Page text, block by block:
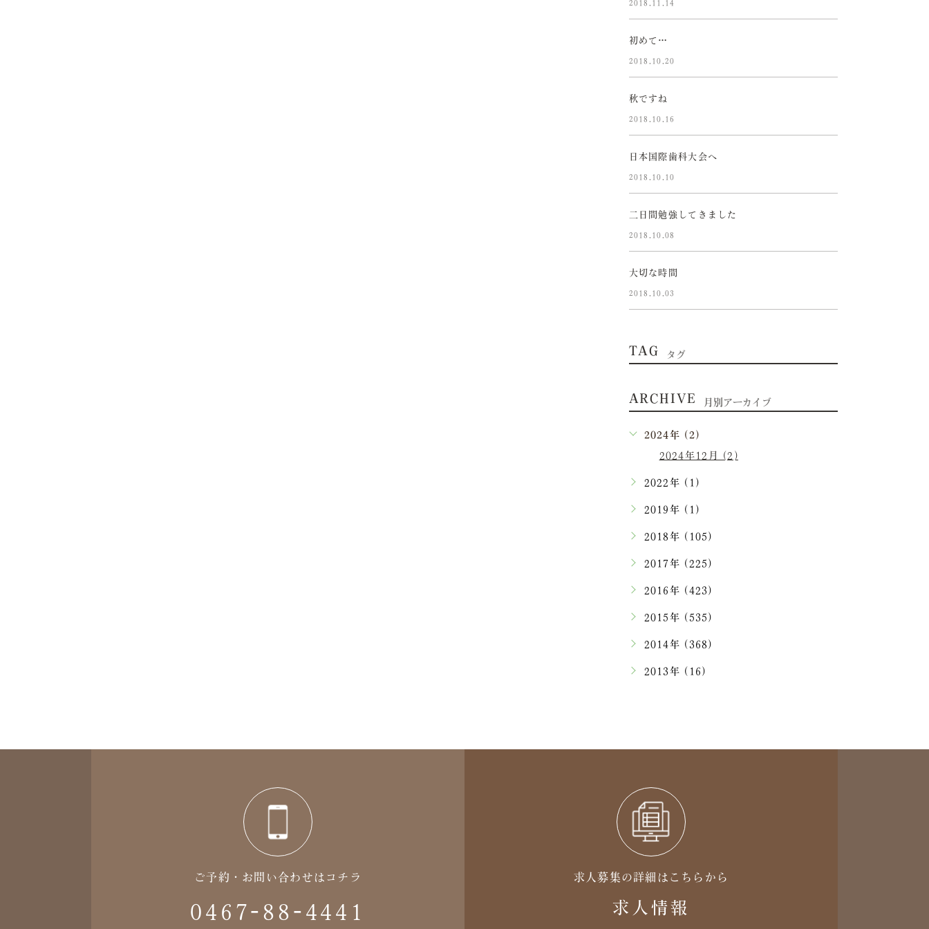
2018.11.14
初めて…
2018.10.20
秋ですね
2018.10.16
日本国際歯科大会へ
2018.10.10
二日間勉強してきました
2018.10.08
大切な時間
2018.10.03
TAG タグ
ARCHIVE 月別アーカイブ
2024年 (2)
2024年12月 (2)
2022年 (1)
2019年 (1)
2018年 (105)
2017年 (225)
2016年 (423)
2015年 (535)
2014年 (368)
2013年 (16)
ご予約・お問い合わせはコチラ
0467-88-4441
求人募集の詳細はこちらから
求人情報